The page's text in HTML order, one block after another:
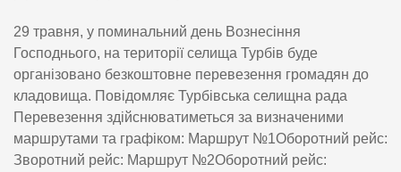
29 травня, у поминальний день Вознесіння
Господнього, на території селища Турбів буде
організовано безкоштовне перевезення громадян до
кладовища. Повідомляє Турбівська селищна рада
Перевезення здійснюватиметься за визначеними
маршрутами та графіком: Маршрут №1Оборотний рейс:
Зворотний рейс: Маршрут №2Оборотний рейс: